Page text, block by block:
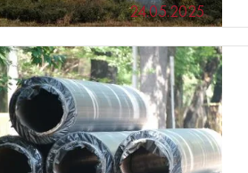
24.05.2025